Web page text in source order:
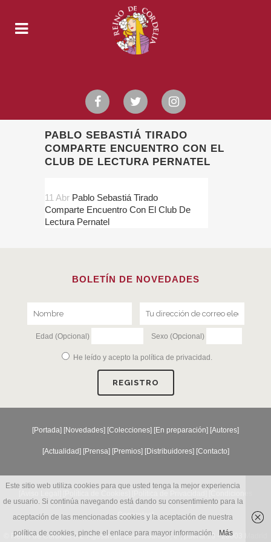
PABLO SEBASTIÁ TIRADO
COMPARTE ENCUENTRO CON EL
CLUB DE LECTURA PERNATEL
11 Abr Pablo Sebastiá Tirado
Comparte Encuentro Con El Club De
Lectura Pernatel
BOLETÍN DE NOVEDADES
Edad (Opcional) Sexo (Opcional)
He leído y acepto la política de privacidad .
[Portada] [Novedades] [Colecciones] [En preparación] [Autores]
[Actualidad] [Prensa] [Premios] [Distribuidores] [Contacto]
Generales ]
© Reino de Cordelia S.L. Agustín de Betancourt 25, 6º, puerta 13 - 28003 Madrid
Este sitio web utiliza cookies para que usted tenga la mejor experiencia
de usuario. Si continúa navegando está dando su consentimiento para la
aceptación de las mencionadas cookies y la aceptación de nuestra
política de cookies, pinche el enlace para mayor información.
Más